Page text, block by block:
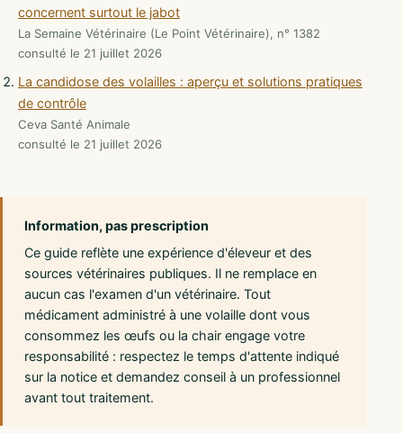
concernent surtout le jabot
La Semaine Vétérinaire (Le Point Vétérinaire), n° 1382
consulté le 21 juillet 2026
La candidose des volailles : aperçu et solutions pratiques
de contrôle
Ceva Santé Animale
consulté le 21 juillet 2026
Information, pas prescription
Ce guide reflète une expérience d'éleveur et des
sources vétérinaires publiques. Il ne remplace en
aucun cas l'examen d'un vétérinaire. Tout
médicament administré à une volaille dont vous
consommez les œufs ou la chair engage votre
responsabilité : respectez le temps d'attente indiqué
sur la notice et demandez conseil à un professionnel
avant tout traitement.